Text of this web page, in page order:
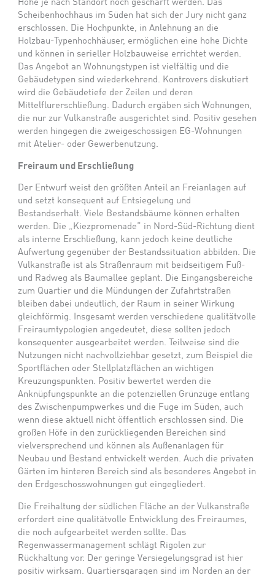
Höhe je nach Standort noch geschärft werden. Das
Scheibenhochhaus im Süden hat sich der Jury nicht ganz
erschlossen. Die Hochpunkte, in Anlehnung an die
Holzbau-Typenhochhäuser, ermöglichen eine hohe Dichte
und können in serieller Holzbauweise errichtet werden.
Das Angebot an Wohnungstypen ist vielfältig und die
Gebäudetypen sind wiederkehrend. Kontrovers diskutiert
wird die Gebäudetiefe der Zeilen und deren
Mittelflurerschließung. Dadurch ergäben sich Wohnungen,
die nur zur Vulkanstraße ausgerichtet sind. Positiv gesehen
werden hingegen die zweigeschossigen EG-Wohnungen
mit Atelier- oder Gewerbenutzung.
Freiraum und Erschließung
Der Entwurf weist den größten Anteil an Freianlagen auf
und setzt konsequent auf Entsiegelung und
Bestandserhalt. Viele Bestandsbäume können erhalten
werden. Die „Kiezpromenade“ in Nord-Süd-Richtung dient
als interne Erschließung, kann jedoch keine deutliche
Aufwertung gegenüber der Bestandssituation abbilden. Die
Vulkanstraße ist als Straßenraum mit beidseitigem Fuß-
und Radweg als Baumallee geplant. Die Eingangsbereiche
zum Quartier und die Mündungen der Zufahrtstraßen
bleiben dabei undeutlich, der Raum in seiner Wirkung
gleichförmig. Insgesamt werden verschiedene qualitätvolle
Freiraumtypologien angedeutet, diese sollten jedoch
konsequenter ausgearbeitet werden. Teilweise sind die
Nutzungen nicht nachvollziehbar gesetzt, zum Beispiel die
Sportflächen oder Stellplatzflächen an wichtigen
Kreuzungspunkten. Positiv bewertet werden die
Anknüpfungspunkte an die potenziellen Grünzüge entlang
des Zwischenpumpwerkes und die Fuge im Süden, auch
wenn diese aktuell nicht öffentlich erschlossen sind. Die
großen Höfe in den zurückliegenden Bereichen sind
vielversprechend und können als Außenanlagen für
Neubau und Bestand entwickelt werden. Auch die privaten
Gärten im hinteren Bereich sind als besonderes Angebot in
den Erdgeschosswohnungen gut eingegliedert.
Die Freihaltung der südlichen Fläche an der Vulkanstraße
erfordert eine qualitätvolle Entwicklung des Freiraumes,
die noch aufgearbeitet werden sollte. Das
Regenwassermanagement schlägt Rigolen zur
Rückhaltung vor. Der geringe Versiegelungsgrad ist hier
positiv wirksam. Quartiersgaragen sind im Norden an der